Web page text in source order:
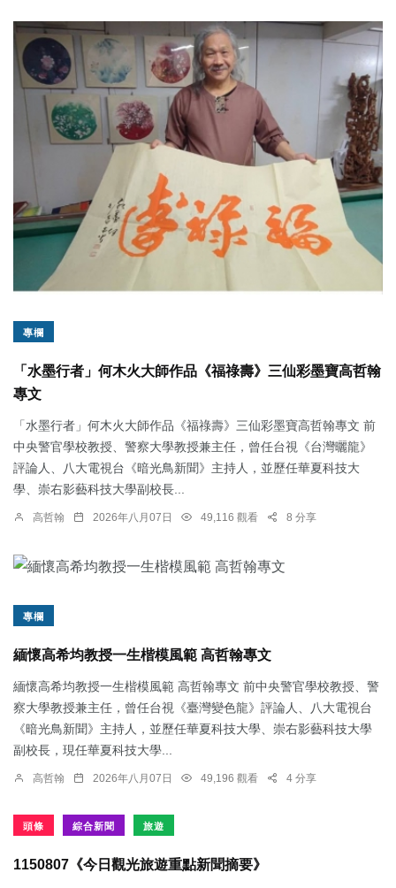
專欄
「水墨行者」何木火大師作品《福祿壽》三仙彩墨寶高哲翰
專文
「水墨行者」何木火大師作品《福祿壽》三仙彩墨寶高哲翰專文 前
中央警官學校教授、警察大學教授兼主任，曾任台視《台灣曬龍》
評論人、八大電視台《暗光鳥新聞》主持人，並歷任華夏科技大
學、崇右影藝科技大學副校長...
高哲翰 2026年八月07日 49,116 觀看 8 分享
專欄
緬懷高希均教授一生楷模風範 高哲翰專文
緬懷高希均教授一生楷模風範 高哲翰專文 前中央警官學校教授、警
察大學教授兼主任，曾任台視《臺灣變色龍》評論人、八大電視台
《暗光鳥新聞》主持人，並歷任華夏科技大學、崇右影藝科技大學
副校長，現任華夏科技大學...
高哲翰 2026年八月07日 49,196 觀看 4 分享
頭條 綜合新聞 旅遊
1150807《今日觀光旅遊重點新聞摘要》